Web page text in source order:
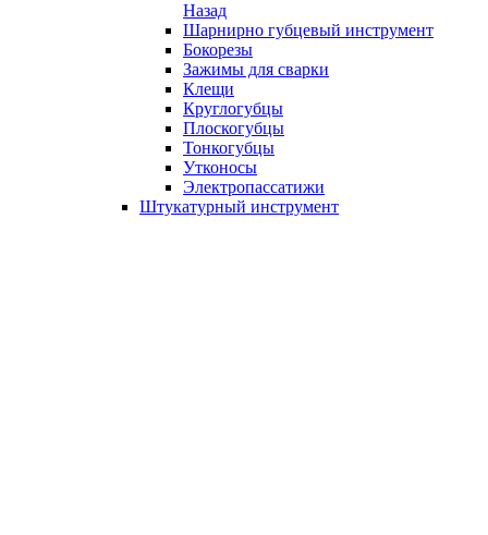
Назад
Шарнирно губцевый инструмент
Бокорезы
Зажимы для сварки
Клещи
Круглогубцы
Плоскогубцы
Тонкогубцы
Утконосы
Электропассатижи
Штукатурный инструмент